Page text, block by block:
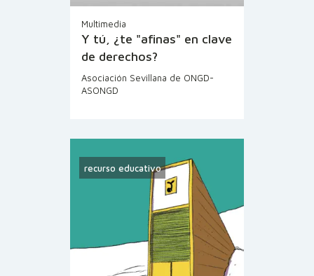
Multimedia
Y tú, ¿te "afinas" en clave
de derechos?
Asociación Sevillana de ONGD-
ASONGD
recurso educativo